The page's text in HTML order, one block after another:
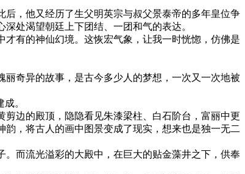
，他又经历了生父明英宗与叔父景泰帝的多年皇位争
处渴望朝廷上下团结、一团和气的表达。
有的神仙幻境。这恢宏气象，让我一时恍惚，仿佛是
奇异的故事，是古今多少人的梦想，一次又一次地被
。
边的殿顶，隐隐看见朱漆梁柱、白石阶台，富丽中更
，将古人的画中图景变成了现实，想来也是独一无二
而流光溢彩的大殿中，在巨大的贴金藻井之下，供奉